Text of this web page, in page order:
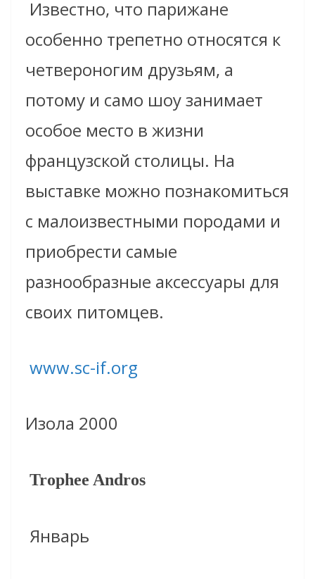
Известно, что парижане
особенно трепетно относятся к
четвероногим друзьям, а
потому и само шоу занимает
особое место в жизни
французской столицы. На
выставке можно познакомиться
с малоизвестными породами и
приобрести самые
разнообразные аксессуары для
своих питомцев.
www.sc-if.org
Изола 2000
Trophee Andros
Январь